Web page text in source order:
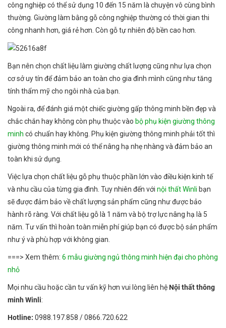
công nghiệp có thể sử dụng 10 đến 15 năm là chuyện vô cùng bình
thường. Giường làm bằng gỗ công nghiệp thường có thời gian thi
công nhanh hơn, giá rẻ hơn. Còn gỗ tự nhiên độ bền cao hơn.
Bạn nên chọn chất liệu làm giường chất lượng cũng như lựa chọn
cơ sở uy tín để đảm bảo an toàn cho gia đình mình cũng như tăng
tính thẩm mỹ cho ngôi nhà của bạn.
Ngoài ra, để đánh giá một chiếc giường gấp thông minh bền đẹp và
chắc chắn hay không còn phụ thuộc vào bộ phụ kiện giường thông
minh có chuẩn hay không. Phụ kiện giường thông minh phải tốt thì
giường thông minh mới có thể nâng hạ nhẹ nhàng và đảm bảo an
toàn khi sử dụng.
Việc lựa chọn chất liệu gỗ phụ thuộc phần lớn vào điều kiện kinh tế
và nhu cầu của từng gia đình. Tuy nhiên đến với nội thất Winli bạn
sẽ được đảm bảo về chất lượng sản phẩm cũng như được bảo
hành rõ ràng. Với chất liệu gỗ là 1 năm và bộ trợ lực nâng hạ là 5
năm. Tư vấn thì hoàn toàn miễn phí giúp bạn có được bộ sản phẩm
như ý và phù hợp với không gian.
===> Xem thêm: 6 mẫu giường ngủ thông minh hiện đại cho phòng
nhỏ
Mọi nhu cầu hoặc cần tư vấn kỹ hơn vui lòng liên hệ Nội thất thông
minh Winli:
Hotline: 0988.197.858 / 0866.720.622